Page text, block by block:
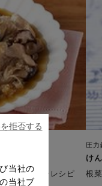
なヘルシーレシピ
圧力
け
根
当社の
当社ブ
拒否する